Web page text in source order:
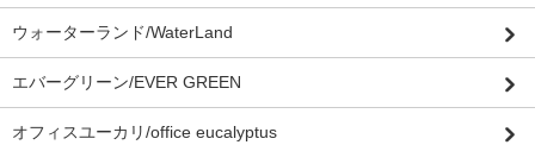
ウォーターランド/WaterLand
エバーグリーン/EVER GREEN
オフィスユーカリ/office eucalyptus